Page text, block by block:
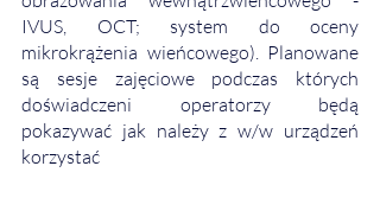
IVUS, OCT; system do oceny
mikrokrążenia wieńcowego). Planowane
są sesje zajęciowe podczas których
doświadczeni operatorzy będą
pokazywać jak należy z w/w urządzeń
korzystać